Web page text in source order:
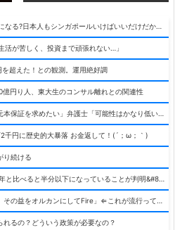
が苦しく、投資まで頑張れない…」
超えた！との観測。運用絶好調
億円り人、東大生のコンサル離れとの関連性
千円に歴史的大暴落 お金返して！(´；ω；｀)
り続ける
るの？どういう政策が必要なの？